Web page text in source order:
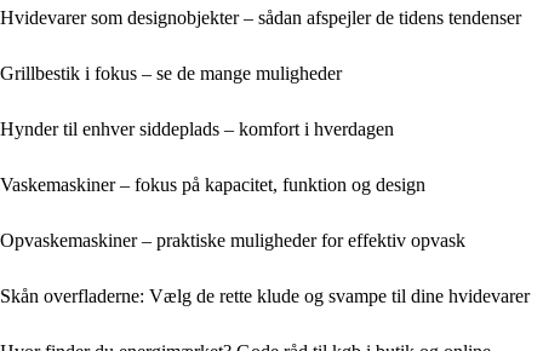
Hvidevarer som designobjekter – sådan afspejler de tidens tendenser
Grillbestik i fokus – se de mange muligheder
Hynder til enhver siddeplads – komfort i hverdagen
Vaskemaskiner – fokus på kapacitet, funktion og design
Opvaskemaskiner – praktiske muligheder for effektiv opvask
Skån overfladerne: Vælg de rette klude og svampe til dine hvidevarer